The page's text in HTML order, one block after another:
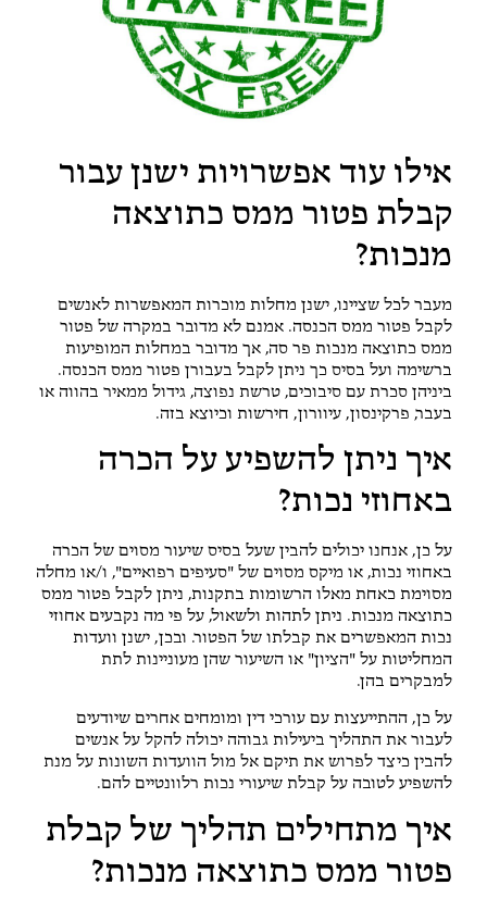
אילו עוד אפשרויות ישנן עבור
קבלת פטור ממס כתוצאה
מנכות?
מעבר לכל שציינו, ישנן מחלות מוכרות המאפשרות לאנשים
לקבל פטור ממס הכנסה. אמנם לא מדובר במקרה של פטור
ממס כתוצאה מנכות פר סה, אך מדובר במחלות המופיעות
ברשימה ועל בסיס כך ניתן לקבל בעבורן פטור ממס הכנסה.
ביניהן סכרת עם סיבוכים, טרשת נפוצה, גידול ממאיר בהווה או
בעבר, פרקינסון, עיוורון, חירשות וכיוצא בזה.
איך ניתן להשפיע על הכרה
באחוזי נכות?
על כן, אנחנו יכולים להבין שעל בסיס שיעור מסוים של הכרה
באחוזי נכות, או מיקס מסוים של "סעיפים רפואיים", ו/או מחלה
מסוימת כאחת מאלו הרשומות בתקנות, ניתן לקבל פטור ממס
כתוצאה מנכות. ניתן לתהות ולשאול, על פי מה נקבעים אחוזי
נכות המאפשרים את קבלתו של הפטור. ובכן, ישנן וועדות
המחליטות על "הציון" או השיעור שהן מעוניינות לתת
למבקרים בהן.
על כן, ההתייעצות עם עורכי דין ומומחים אחרים שיודעים
לעבור את התהליך ביעילות גבוהה יכולה להקל על אנשים
להבין כיצד לפרוש את תיקם אל מול הוועדות השונות על מנת
להשפיע לטובה על קבלת שיעורי נכות רלוונטיים להם.
איך מתחילים תהליך של קבלת
פטור ממס כתוצאה מנכות?